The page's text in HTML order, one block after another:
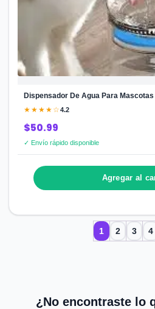
Dispensador De Agua Para Mascotas
★★★★☆4.2
$50.99
✓ Envío rápido disponible
Agregar al
1 2 3 4
¿No encontraste lo